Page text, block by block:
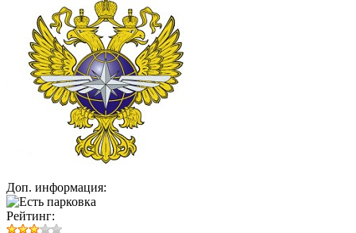
Доп. информация:
Рейтинг: